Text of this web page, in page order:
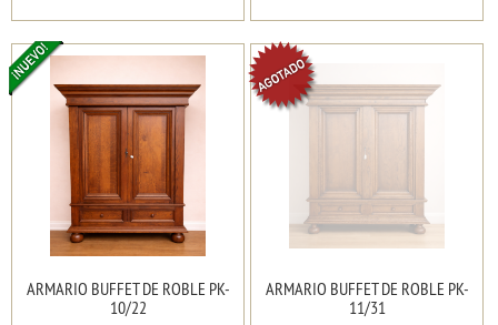
ARMARIO BUFFET DE ROBLE PK-
10/22
ARMARIO BUFFET DE ROBLE PK-
11/31